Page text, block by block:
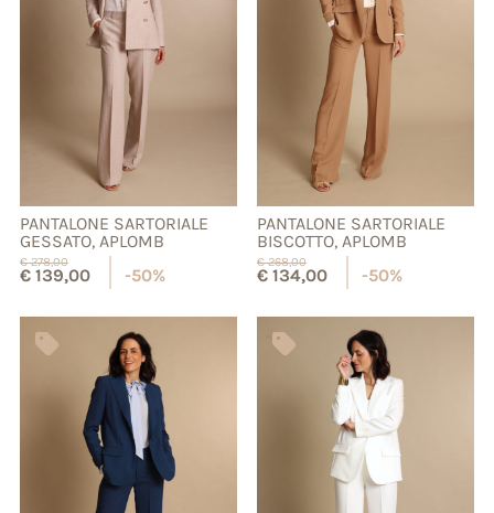
PANTALONE SARTORIALE
GESSATO, APLOMB
€278,00
€139,00 -50%
PANTALONE SARTORIALE
BISCOTTO, APLOMB
€268,00
€134,00 -50%